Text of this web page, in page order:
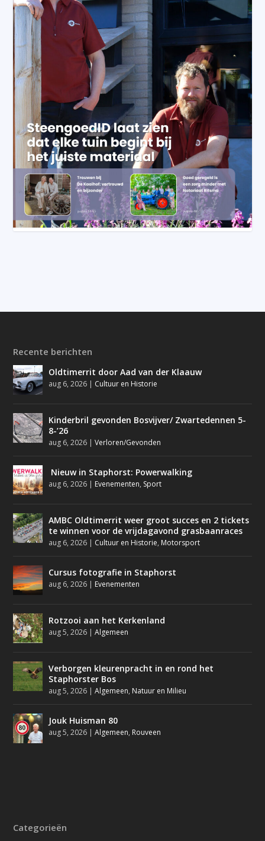
Recente berichten
Oldtimerrit door Aad van der Klaauw
aug 6, 2026 | Cultuur en Historie
Kinderbril gevonden Bosvijver/ Zwartedennen 5-
8-’26
aug 6, 2026 |Verloren/Gevonden
Nieuw in Staphorst: Powerwalking
aug 6, 2026 | Evenementen, Sport
AMBC Oldtimerrit weer groot succes en 2 tickets
te winnen voor de vrijdagavond grasbaanraces
aug 6, 2026 | Cultuur en Historie, Motorsport
Cursus fotografie in Staphorst
aug 6, 2026 | Evenementen
Rotzooi aan het Kerkenland
aug 5, 2026 |Algemeen
Verborgen kleurenpracht in en rond het
Staphorster Bos
aug 5, 2026 |Algemeen, Natuur en Milieu
Jouk Huisman 80
aug 5, 2026 |Algemeen, Rouveen
Categorieën